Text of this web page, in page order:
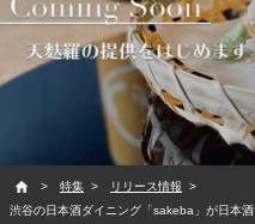
特集
リリース情報
渋谷の日本酒ダイニング「sakeba」が日本